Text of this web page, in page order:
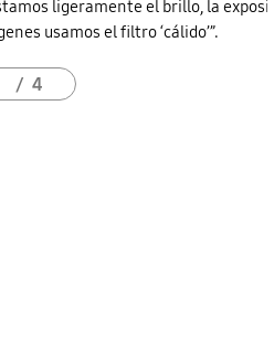
ligeramente el brillo, la
usamos el filtro ‘cálido’”.
4